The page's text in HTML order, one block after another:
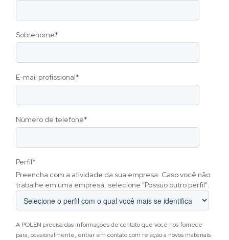
Sobrenome*
E-mail profissional*
Número de telefone*
Perfil*
Preencha com a atividade da sua empresa. Caso você não
trabalhe em uma empresa, selecione "Possuo outro perfil".
A POLEN precisa das informações de contato que você nos fornece
para, ocasionalmente, entrar em contato com relação a novos materiais